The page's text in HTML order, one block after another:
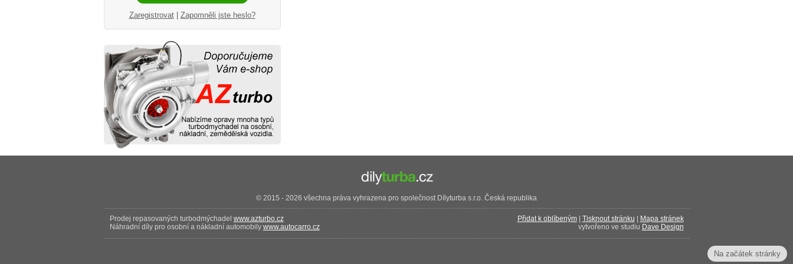
Zaregistrovat| Zapomněli jste heslo?
© 2015 - 2026 všechna práva vyhrazena pro společnost Dílyturba s.r.o. Česká republika
Prodej repasovaných turbodmýchadel www.azturbo.cz
Náhradní díly pro osobní a nákladní automobily www.autocarro.cz
Přidat k oblíbeným| Tisknout stránku
Mapa stránek
vytvořeno ve studiu Dave Design
Na začátek stránky